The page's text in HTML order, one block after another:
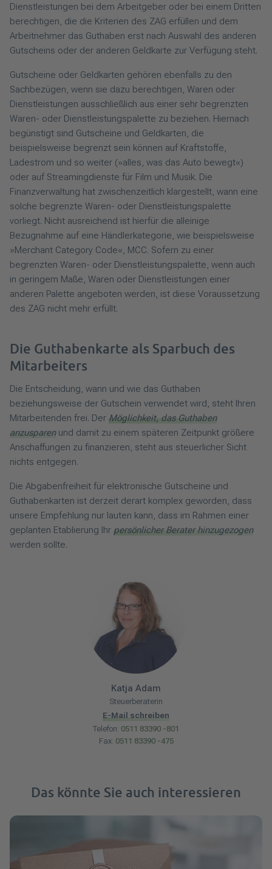
Dienstleistungen bei dem Arbeitgeber oder bei einem Dritten
berechtigen, die die Kriterien des ZAG erfüllen und dem
Arbeitnehmer das Guthaben erst nach Auswahl des anderen
Gutscheins oder der anderen Geldkarte zur Verfügung steht.
Gutscheine oder Geldkarten gehören ebenfalls zu den
Sachbezügen, wenn sie dazu berechtigen, Waren oder
Dienstleistungen ausschließlich aus einer sehr begrenzten
Waren- oder Dienstleistungspalette zu beziehen. Hiernach
begünstigt sind Gutscheine und Geldkarten, die
beispielsweise begrenzt sein können auf Kraftstoffe,
Ladestrom und so weiter (»alles, was das Auto bewegt«)
oder auf Streamingdienste für Film und Musik. Die
Finanzverwaltung hat zwischenzeitlich klargestellt, wann eine
solche begrenzte Waren- oder Dienstleistungspalette
vorliegt. Nicht ausreichend ist hierfür die alleinige
Bezugnahme auf eine Händlerkategorie, wie beispielsweise
»Merchant Category Code«, MCC. Sofern zu einer
begrenzten Waren- oder Dienstleistungspalette, wenn auch
in geringem Maße, Waren oder Dienstleistungen einer
anderen Palette angeboten werden, ist diese Voraussetzung
des ZAG nicht mehr erfüllt.
Die Guthabenkarte als Sparbuch des
Mitarbeiters
Die Entscheidung, wann und wie das Guthaben
beziehungsweise der Gutschein verwendet wird, steht Ihren
Mitarbeitenden frei. Der Möglichkeit, das Guthaben
anzusparenund damit zu einem späteren Zeitpunkt größere
Anschaffungen zu finanzieren, steht aus steuerlicher Sicht
nichts entgegen.
Die Abgabenfreiheit für elektronische Gutscheine und
Guthabenkarten ist derzeit derart komplex geworden, dass
unsere Empfehlung nur lauten kann, dass im Rahmen einer
geplanten Etablierung Ihr persönlicher Berater hinzugezogen
werden sollte.
Katja Adam
Steuerberaterin
E-Mail schreiben
Telefon: 0511 83390 -801
Fax: 0511 83390 -475
Das könnte Sie auch interessieren